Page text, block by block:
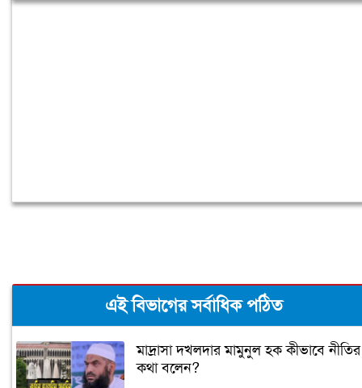
এই বিভাগের সর্বাধিক পঠিত
মাদ্রাসা দখলদার মামুনুল হক কীভাবে নীতির
কথা বলেন?